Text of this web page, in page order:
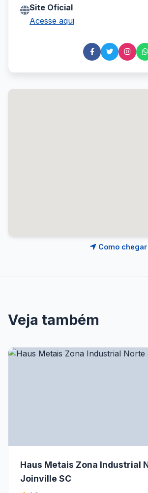
Site Oficial
Acesse aqui
Como chegar
Veja também
Haus Metais Zona Industrial
Joinville SC